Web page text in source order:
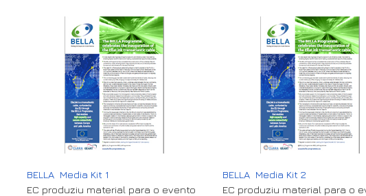
BELLA Media Kit 1
EC produziu material para o evento
BELLA Media Kit 2
EC produziu material para o